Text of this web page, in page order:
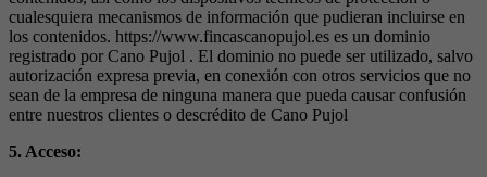
cualesquiera mecanismos de información que pudieran incluirse en
los contenidos. https://www.fincascanopujol.es es un dominio
registrado por Cano Pujol . El dominio no puede ser utilizado, salvo
autorización expresa previa, en conexión con otros servicios que no
sean de la empresa de ninguna manera que pueda causar confusión
entre nuestros clientes o descrédito de Cano Pujol
5. Acceso: